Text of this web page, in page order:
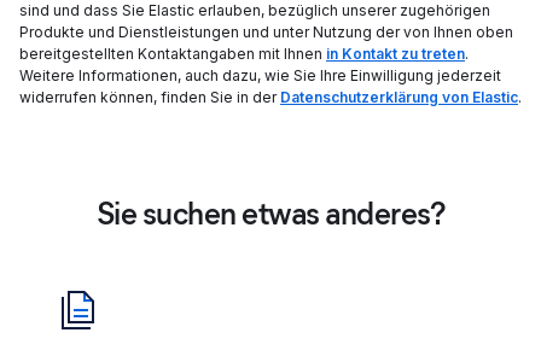
sind und dass Sie Elastic erlauben, bezüglich unserer zugehörigen
Produkte und Dienstleistungen und unter Nutzung der von Ihnen oben
bereitgestellten Kontaktangaben mit Ihnen in Kontakt zu treten.
Weitere Informationen, auch dazu, wie Sie Ihre Einwilligung jederzeit
widerrufen können, finden Sie in der Datenschutzerklärung von Elastic.
Sie suchen etwas anderes?